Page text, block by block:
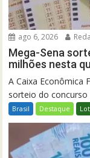
ago 6, 2026
Mega-Sena
milhões nesta
A Caixa Econômica
sorteio do concurso
Brasil Destaque